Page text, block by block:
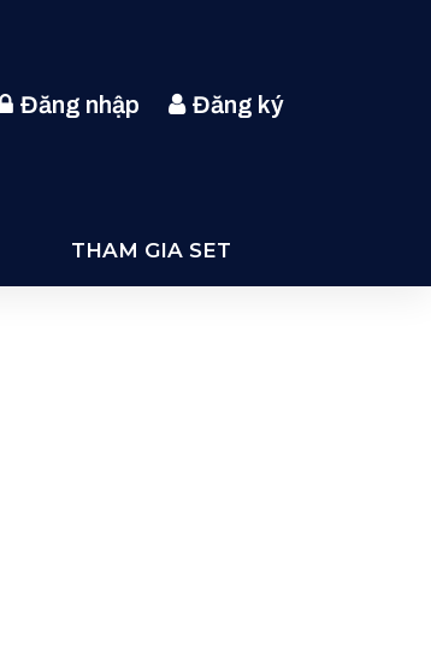
Đăng nhập Đăng ký
THAM GIA SET